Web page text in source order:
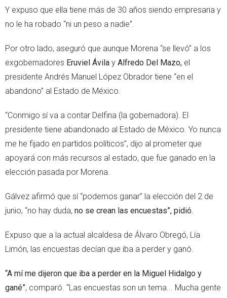
Y expuso que ella tiene más de 30 años siendo empresaria y
no le ha robado “ni un peso a nadie”.
Por otro lado, aseguró que aunque Morena “se llevó” a los
exgobernadores Eruviel Ávila y Alfredo Del Mazo, el
presidente Andrés Manuel López Obrador tiene “en el
abandono” al Estado de México.
“Conmigo sí va a contar Delfina (la gobernadora). El
presidente tiene abandonado al Estado de México. Yo nunca
me he fijado en partidos políticos”, dijo al prometer que
apoyará con más recursos al estado, que fue ganado en la
elección pasada por Morena.
Gálvez afirmó que sí “podemos ganar” la elección del 2 de
junio, “no hay duda, no se crean las encuestas”, pidió.
Expuso que a la actual alcaldesa de Álvaro Obregó, Lía
Limón, las encuestas decían que iba a perder y ganó.
“A mí me dijeron que iba a perder en la Miguel Hidalgo y
gané”, comparó. “Las encuestas son un tema... Mucha gente